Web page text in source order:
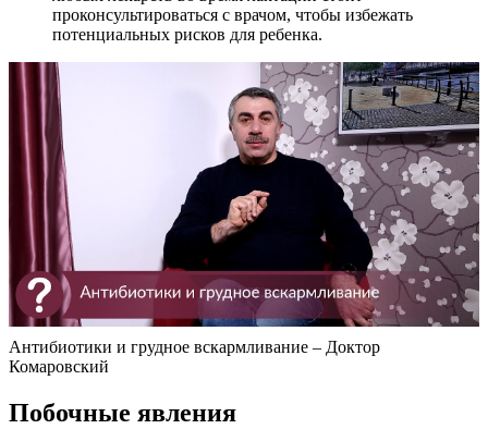
проконсультироваться с врачом, чтобы избежать
потенциальных рисков для ребенка.
Антибиотики и грудное вскармливание – Доктор
Комаровский
Побочные явления